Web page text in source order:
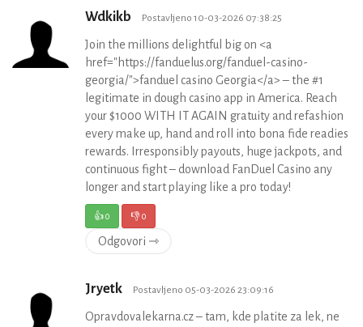
Wdkikb Postavljeno 10-03-2026 07:38:25
Join the millions delightful big on <a
href="https://fanduelus.org/fanduel-casino-
georgia/">fanduel casino Georgia</a> – the #1
legitimate in dough casino app in America. Reach
your $1000 WITH IT AGAIN gratuity and refashion
every make up, hand and roll into bona fide readies
rewards. Irresponsibly payouts, huge jackpots, and
continuous fight – download FanDuel Casino any
longer and start playing like a pro today!
👍0 👎0
Odgovori ⇾
Jryetk Postavljeno 05-03-2026 23:09:16
Opravdovalekarna.cz – tam, kde platite za lek, ne